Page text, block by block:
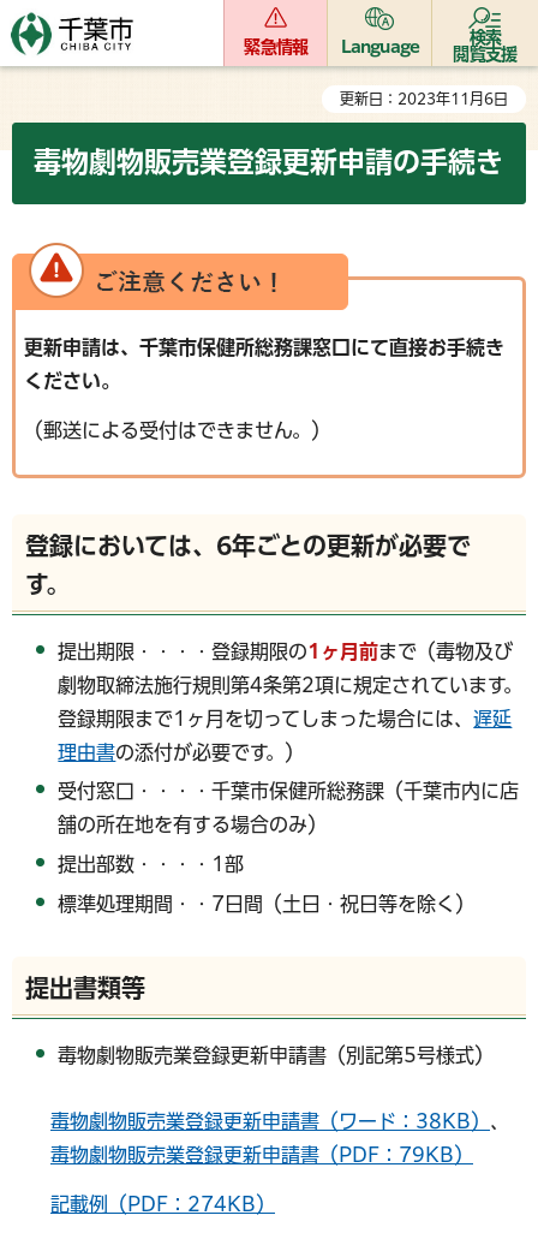
緊急情報 Language
検索
閲覧支援
更新日：2023年11月6日
毒物劇物販売業登録更新申請の手続き
更新申請は、千葉市保健所総務課窓口にて直接お手続き
ください。
（郵送による受付はできません。）
登録においては、6年ごとの更新が必要で
す。
提出期限・・・・登録期限の1ヶ月前まで（毒物及び
劇物取締法施行規則第4条第2項に規定されています。
登録期限まで1ヶ月を切ってしまった場合には、遅延
理由書の添付が必要です。）
受付窓口・・・・千葉市保健所総務課（千葉市内に店
舗の所在地を有する場合のみ）
提出部数・・・・1部
標準処理期間・・7日間（土日・祝日等を除く）
提出書類等
毒物劇物販売業登録更新申請書（別記第5号様式）
毒物劇物販売業登録更新申請書（ワード：38KB） 、
毒物劇物販売業登録更新申請書（PDF：79KB）
記載例（PDF：274KB）